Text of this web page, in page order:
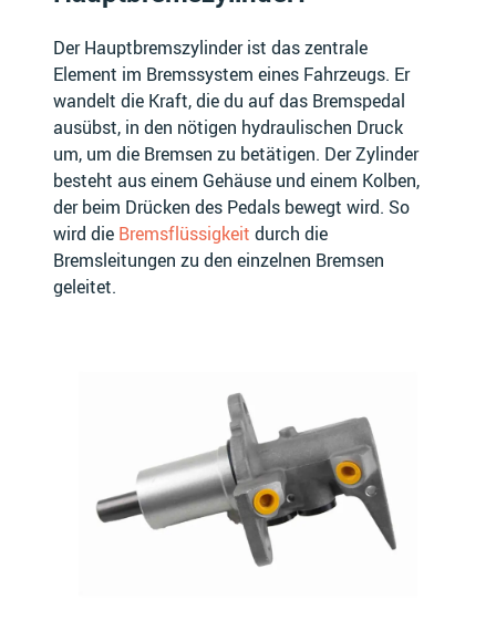
ADIVA ADLY
AEON AIWAYS
AIXAM
ALPINE
AMC APRILIA
Der Hauptbremszylinder ist das zentrale
Element im Bremssystem eines Fahrzeugs. Er
wandelt die Kraft, die du auf das Bremspedal
ausübst, in den nötigen hydraulischen Druck
um, um die Bremsen zu betätigen. Der Zylinder
besteht aus einem Gehäuse und einem Kolben,
der beim Drücken des Pedals bewegt wird. So
wird die Bremsflüssigkeit durch die
Bremsleitungen zu den einzelnen Bremsen
geleitet.